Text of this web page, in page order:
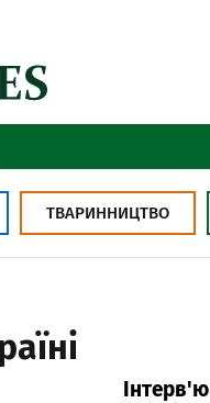
ТВАРИННИЦТВО
Інтерв'ю